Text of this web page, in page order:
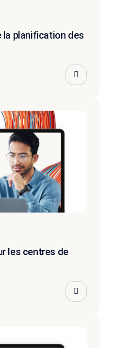
la planification des
les centres de